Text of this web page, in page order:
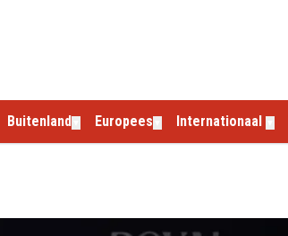
Buitenland Europees Internationaal